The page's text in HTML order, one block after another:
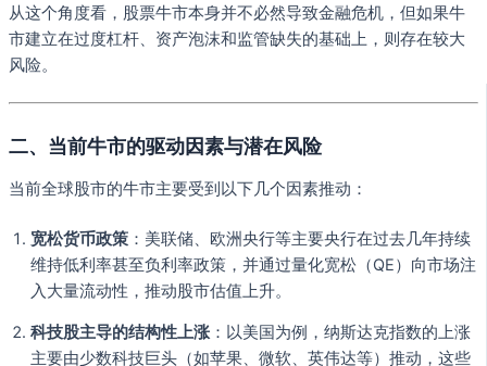
从这个角度看，股票牛市本身并不必然导致金融危机，但如果牛
市建立在过度杠杆、资产泡沫和监管缺失的基础上，则存在较大
风险。
二、当前牛市的驱动因素与潜在风险
当前全球股市的牛市主要受到以下几个因素推动：
宽松货币政策 ：美联储、欧洲央行等主要央行在过去几年持续
维持低利率甚至负利率政策，并通过量化宽松（QE）向市场注
入大量流动性，推动股市估值上升。
科技股主导的结构性上涨 ：以美国为例，纳斯达克指数的上涨
主要由少数科技巨头（如苹果、微软、英伟达等）推动，这些